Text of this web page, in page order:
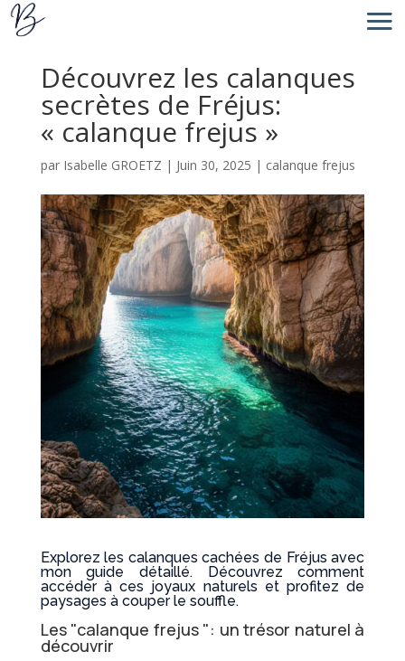
Découvrez les calanques
secrètes de Fréjus:
« calanque frejus »
par Isabelle GROETZ | Juin 30, 2025 | calanque frejus
Explorez les calanques cachées de Fréjus avec
mon guide détaillé. Découvrez comment
accéder à ces joyaux naturels et profitez de
paysages à couper le souffle.
Les "calanque frejus ": un trésor naturel à
découvrir